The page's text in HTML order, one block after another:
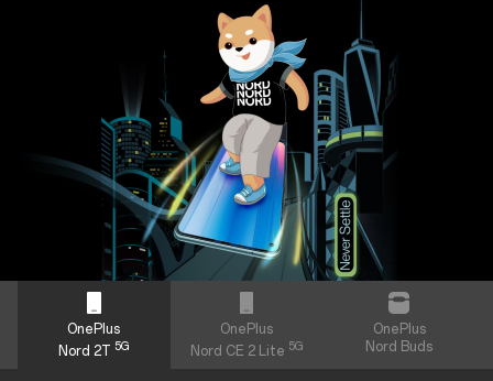
OnePlus
Nord 2T5G
OnePlus
Nord CE 2 Lite 5G
OnePlus
Nord Buds